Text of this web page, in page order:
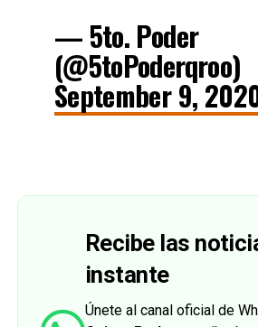
— 5to. Poder
(@5toPoderqroo)
September 9,
Recibe las
instante
Únete al canal oficial de